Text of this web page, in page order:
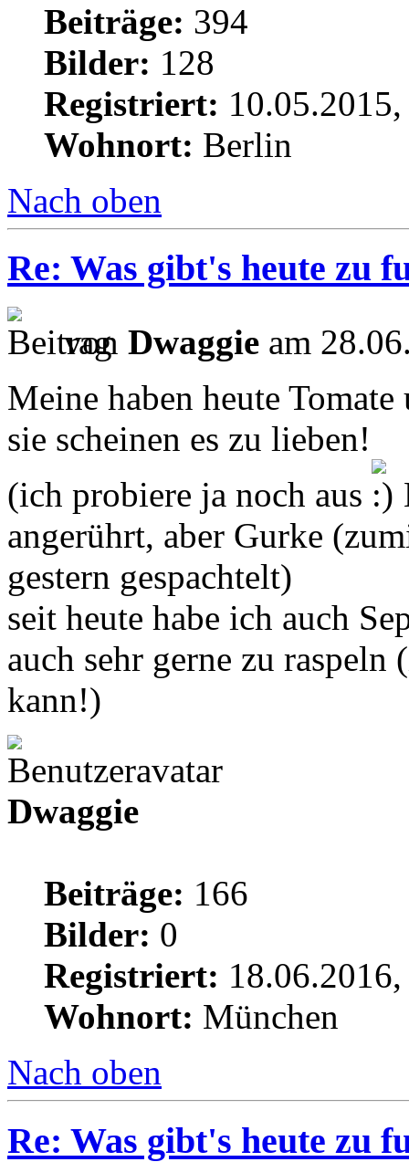
Beiträge: 394
Bilder: 128
Registriert:
Wohnort: Berlin
Nach oben
Re: Was gibt's heute zu
von Dwaggie am
Meine haben heute
sie scheinen es zu lieben!
(ich probiere ja noch aus
angerührt, aber Gurke
gestern gespachtelt)
seit heute habe ich auch
auch sehr gerne zu
kann!)
Dwaggie
Beiträge: 166
Bilder: 0
Registriert:
Wohnort: München
Nach oben
Re: Was gibt's heute zu